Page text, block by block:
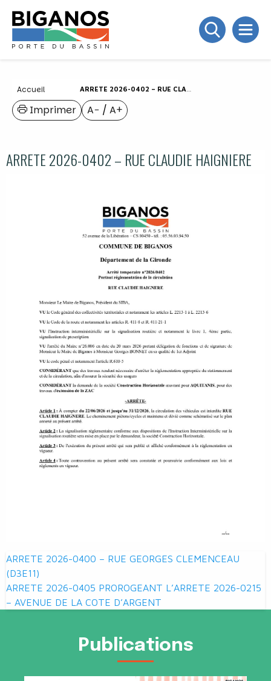
Accueil ARRETE 2026-0402 – RUE CLAUDIE HAIGNIERE
A− / A+
Imprimer
ARRETE 2026-0402 – RUE CLAUDIE HAIGNIERE
Navigation
de
l’article
ARRETE 2026-0400 – RUE GEORGES CLEMENCEAU
(D3E11)
ARRETE 2026-0405 PROROGEANT L’ARRETE 2026-0215
– AVENUE DE LA COTE D’ARGENT
Publications